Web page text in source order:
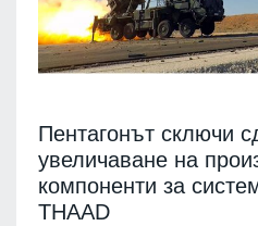
Пентагонът сключи
увеличаване на
компоненти за
THAAD